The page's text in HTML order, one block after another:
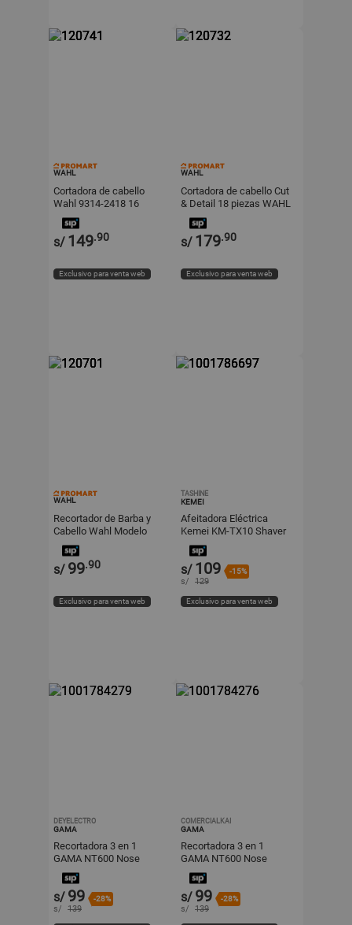
WAHL
Cortadora de cabello
Wahl 9314-2418 16
piezas
s/ 149.90
Exclusivo para venta web
WAHL
Cortadora de cabello Cut
& Detail 18 piezas WAHL
s/ 179.90
Exclusivo para venta web
WAHL
Recortador de Barba y
Cabello Wahl Modelo
05604208 Negro
s/ 99.90
Exclusivo para venta web
TASHINE
KEMEI
Afeitadora Eléctrica
Kemei KM-TX10 Shaver
Profesional Recargable
Dorada
s/ 109 -15%
s/ 129
Exclusivo para venta web
DEYELECTRO
GAMA
Recortadora 3 en 1
GAMA NT600 Nose
Trimmer
s/ 99 -28%
s/ 139
COMERCIALKAI
GAMA
Recortadora 3 en 1
GAMA NT600 Nose
Trimmer
s/ 99 -28%
s/ 139